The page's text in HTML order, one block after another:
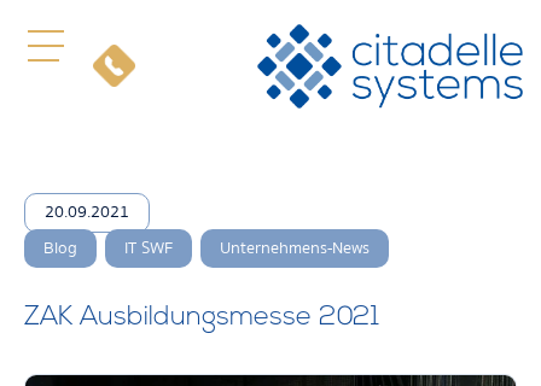
20.09.2021
Blog
IT SWF Unternehmens-News
ZAK Ausbildungsmesse 2021